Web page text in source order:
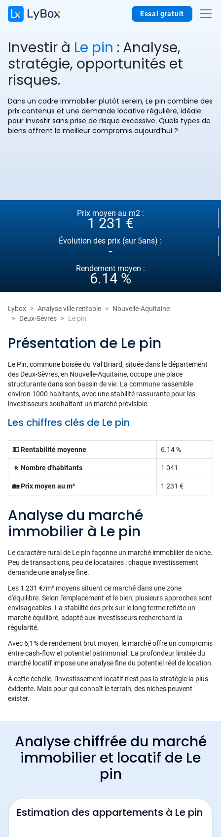
Essai gratuit
Investir à Le pin : Analyse,
stratégie, opportunités et
risques.
Dans un cadre immobilier plutôt serein, Le pin combine des
prix contenus et une demande locative régulière, idéale
pour investir sans prise de risque excessive. Quels types de
biens offrent le meilleur compromis aujourd’hui ?
Prix moyen au m2 :
1 231 €
Évolution des prix (sur 5ans) :
-
Rendement moyen :
6.14 %
Lybox Analyse ville rentable
Nouvelle-Aquitaine
Deux-Sèvres
Le pin
Présentation de Le pin
Le Pin, commune boisée du Val Briard, située dans le département
des Deux-Sèvres, en Nouvelle-Aquitaine, occupe une place
structurante dans son bassin de vie. La commune rassemble
environ 1000 habitants, avec une stabilité rassurante pour les
investisseurs souhaitant un marché prévisible.
Les chiffres clés de Le pin
💵 Rentabilité moyenne 6.14 %
🚶 Nombre d'habitants 1 041
🏡 Prix moyen au m² 1 231 €
Analyse du marché
immobilier à Le pin
Le caractère rural de Le pin façonne un marché immobilier de niche.
Peu de transactions, peu de locataires : chaque investissement
demande une analyse fine.
Les 1 231 €/m² moyens situent ce marché dans une zone
d'équilibre. Selon l'emplacement et le bien, plusieurs approches sont
envisageables. La stabilité des prix sur le long terme reflète un
marché équilibré, adapté aux investisseurs recherchant la
régularité.
Avec 6,1% de rendement brut moyen, le marché offre un compromis
entre cash-flow et potentiel patrimonial. La profondeur limitée du
marché locatif impose une analyse fine du potentiel réel de location.
À cette échelle, l'investissement locatif n'est pas la stratégie la plus
évidente. Mais pour qui connaît le terrain, des niches peuvent
exister.
Analyse chiffrée du marché
immobilier et locatif de Le
pin
Estimation des appartements à Le pin